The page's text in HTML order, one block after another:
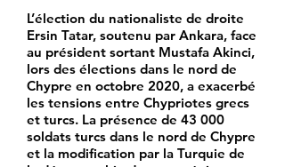
L’élection du nationaliste de droite
Ersin Tatar, soutenu par Ankara, face
au président sortant Mustafa Akinci,
lors des élections dans le nord de
Chypre en octobre 2020, a exacerbé
les tensions entre Chypriotes grecs
et turcs. La présence de 43 000
soldats turcs dans le nord de Chypre
et la modification par la Turquie de